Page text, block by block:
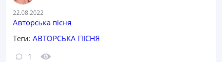
Дата:
22.08.2022
Категорія:
Авторська пісня
Теги: АВТОРСЬКА ПІСНЯ
Кількість коментарів:
1 Кількість переглядів: